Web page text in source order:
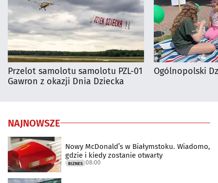
Przelot samolotu samolotu PZL-01
Gawron z okazji Dnia Dziecka
Ogólnopolski
NAJNOWSZE
Nowy McDonald’s w Białymstoku. Wiadomo,
gdzie i kiedy zostanie otwarty
BIZNES 08:00